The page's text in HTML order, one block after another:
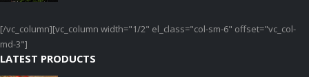
[/vc_column][vc_column width="1/2" el_class="col-sm-6" offset="vc_col-
md-3"]
LATEST PRODUCTS